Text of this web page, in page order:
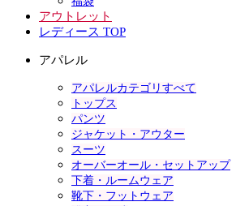
アウトレット
レディース TOP
アパレル
アパレルカテゴリすべて
トップス
パンツ
ジャケット・アウター
スーツ
オーバーオール・セットアップ
下着・ルームウェア
靴下・フットウェア